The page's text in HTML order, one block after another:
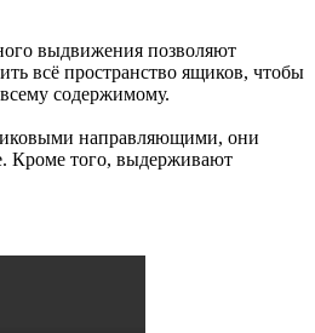
выдвижения позволяют
всё пространство ящиков, чтобы
содержимому.
направляющими, они
Кроме того, выдерживают